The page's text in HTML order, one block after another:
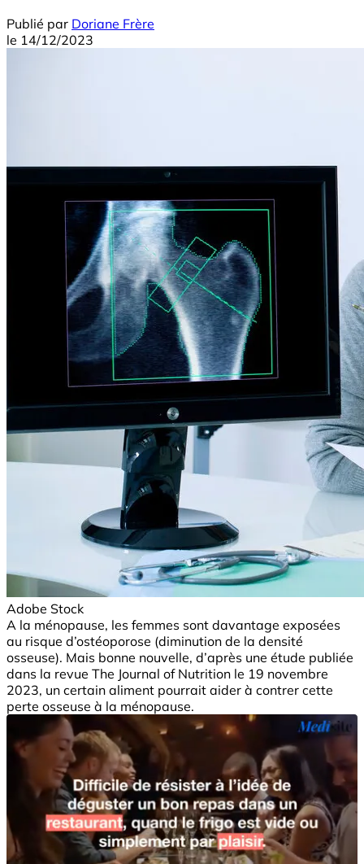
Publié par Doriane Frère
le 14/12/2023
Adobe Stock
A la ménopause, les femmes sont davantage exposées
au risque d’ostéoporose (diminution de la densité
osseuse). Mais bonne nouvelle, d’après une étude publiée
dans la revue The Journal of Nutrition le 19 novembre
2023, un certain aliment pourrait aider à contrer cette
perte osseuse à la ménopause.